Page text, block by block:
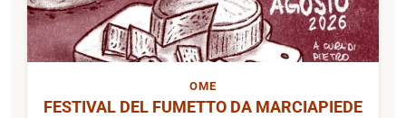
OME
FESTIVAL DEL FUMETTO DA MARCIAPIEDE